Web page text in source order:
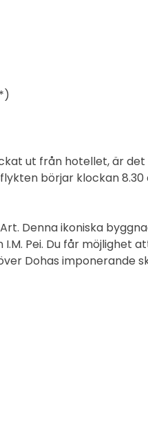
ut från hotellet, är
börjar klockan 8.30
Denna ikoniska
Pei. Du får möjlighet
Dohas imponerande